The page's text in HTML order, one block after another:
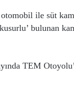
ile süt
bulunan
TEM